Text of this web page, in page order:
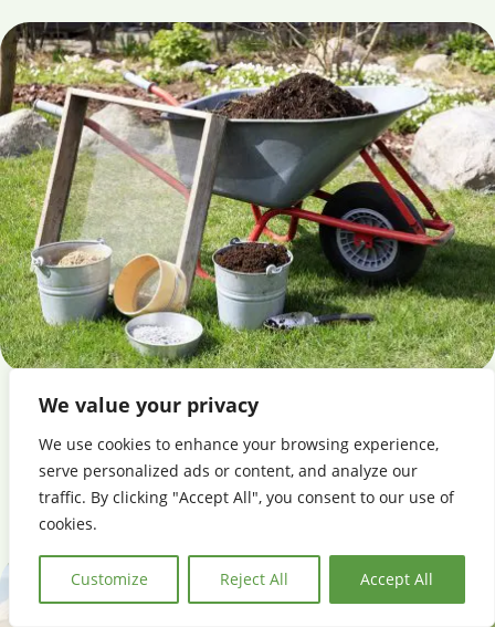
We value your privacy
We use cookies to enhance your browsing experience,
serve personalized ads or content, and analyze our
traffic. By clicking "Accept All", you consent to our use of
cookies.
Customize Reject All Accept All
Kompostmullast saab istutamiseks teha omaenda
lupja ja liiva.